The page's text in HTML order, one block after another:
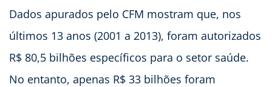
Dados apurados pelo CFM mostram que, nos
últimos 13 anos (2001 a 2013), foram autorizados
R$ 80,5 bilhões específicos para o setor saúde.
No entanto, apenas R$ 33 bilhões foram